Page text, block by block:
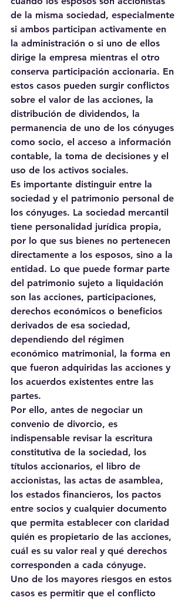
de la misma sociedad, especialmente
si ambos participan activamente en
la administración o si uno de ellos
dirige la empresa mientras el otro
conserva participación accionaria. En
estos casos pueden surgir conflictos
sobre el valor de las acciones, la
distribución de dividendos, la
permanencia de uno de los cónyuges
como socio, el acceso a información
contable, la toma de decisiones y el
uso de los activos sociales.
Es importante distinguir entre la
sociedad y el patrimonio personal de
los cónyuges. La sociedad mercantil
tiene personalidad jurídica propia,
por lo que sus bienes no pertenecen
directamente a los esposos, sino a la
entidad. Lo que puede formar parte
del patrimonio sujeto a liquidación
son las acciones, participaciones,
derechos económicos o beneficios
derivados de esa sociedad,
dependiendo del régimen
económico matrimonial, la forma en
que fueron adquiridas las acciones y
los acuerdos existentes entre las
partes.
Por ello, antes de negociar un
convenio de divorcio, es
indispensable revisar la escritura
constitutiva de la sociedad, los
títulos accionarios, el libro de
accionistas, las actas de asamblea,
los estados financieros, los pactos
entre socios y cualquier documento
que permita establecer con claridad
quién es propietario de las acciones,
cuál es su valor real y qué derechos
corresponden a cada cónyuge.
Uno de los mayores riesgos en estos
casos es permitir que el conflicto